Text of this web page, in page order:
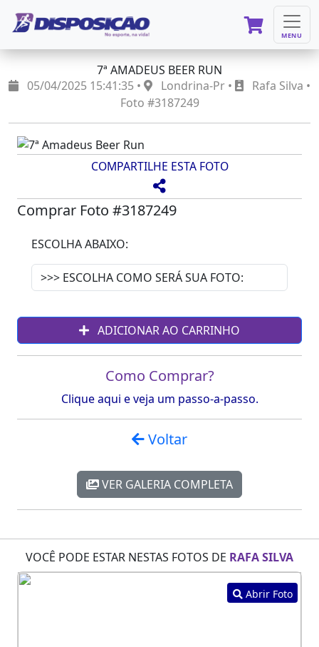
MENU
7ª AMADEUS BEER RUN
05/04/2025 15:41:35 •
Londrina-Pr •
Rafa Silva •
Foto #3187249
COMPARTILHE ESTA FOTO
Comprar Foto #3187249
ESCOLHA ABAIXO:
ADICIONAR AO CARRINHO
Como Comprar?
Clique aqui e veja um passo-a-passo.
Voltar
VER GALERIA COMPLETA
VOCÊ PODE ESTAR NESTAS FOTOS DE RAFA SILVA
Abrir Foto